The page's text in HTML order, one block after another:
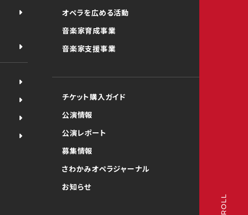
オペラを広める活動
音楽家育成事業
音楽家支援事業
チケット購入ガイド
公演情報
公演レポート
募集情報
さわかみオペラジャーナル
お知らせ